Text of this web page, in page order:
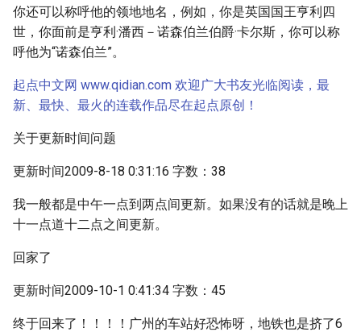
你还可以称呼他的领地地名，例如，你是英国国王亨利四
世，你面前是亨利·潘西－诺森伯兰伯爵·卡尔斯，你可以称
呼他为“诺森伯兰”。
起点中文网 www.qidian.com 欢迎广大书友光临阅读，最
新、最快、最火的连载作品尽在起点原创！
关于更新时间问题
更新时间2009-8-18 0:31:16 字数：38
我一般都是中午一点到两点间更新。如果没有的话就是晚上
十一点道十二点之间更新。
回家了
更新时间2009-10-1 0:41:34 字数：45
终于回来了！！！！广州的车站好恐怖呀，地铁也是挤了6